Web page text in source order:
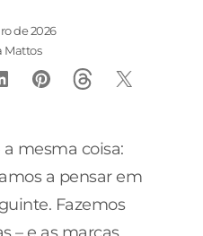
de 2026
Mattos
a mesma coisa:
a pensar em
Fazemos